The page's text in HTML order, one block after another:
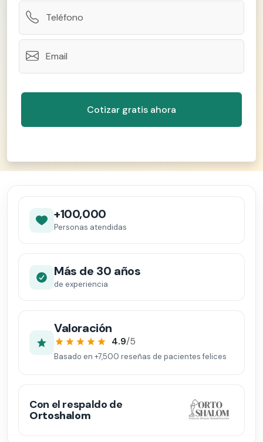
+100,000
Personas atendidas
Más de 30 años
de experiencia
Valoración
4.9/5
Basado en +7,500 reseñas de pacientes felices
Con el respaldo de
Ortoshalom